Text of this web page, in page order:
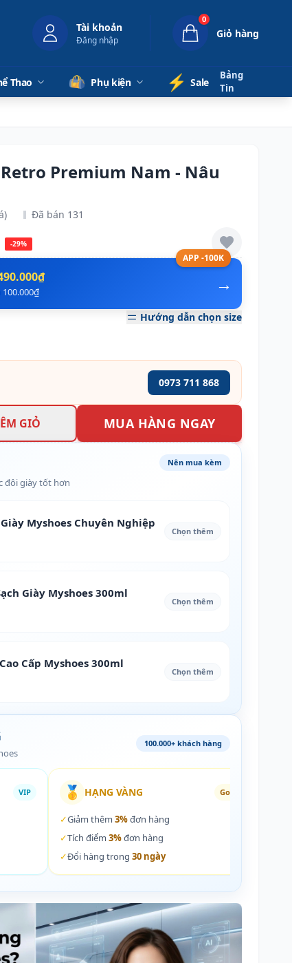
Tài khoản
Đăng nhập
0
Giỏ hàng
Thao Phụ kiện ⚡️ Sale
Bảng
Tin
Premium Nam - Nâu
Đã bán 131
-29%
APP -100K
→
100.000₫
Hướng dẫn chọn size
0973 711 868
GIỎ MUA HÀNG NGAY
đôi giày tốt hơn
Nên mua kèm
Myshoes Chuyên Nghiệp
Chọn thêm
Giày Myshoes 300ml
Chọn thêm
Cấp Myshoes 300ml
Chọn thêm
100.000+ khách hàng
VIP 🥇 HẠNG VÀNG Gold
✓Giảm thêm 3%đơn hàng
✓Tích điểm 3%đơn hàng
✓Đổi hàng trong 30 ngày